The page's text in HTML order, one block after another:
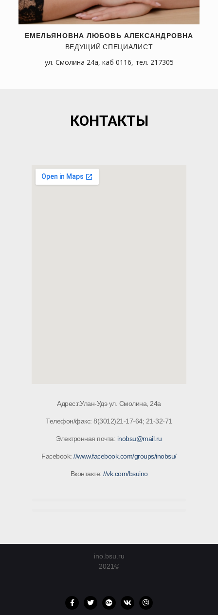
ЕМЕЛЬЯНОВНА ЛЮБОВЬ АЛЕКСАНДРОВНА
ВЕДУЩИЙ СПЕЦИАЛИСТ
ул. Смолина 24а, каб 0116, тел. 217305
КОНТАКТЫ
Адрес:г.Улан-Удэ ул. Смолина, 24а
Телефон/факс: 8(3012)21-17-64; 21-32-71
Электронная почта: inobsu@mail.ru
Facebook://www.facebook.com/groups/inobsu/
Вконтакте: //vk.com/bsuino
ino.bsu.ru
2021©